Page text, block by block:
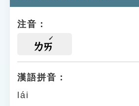
注音：
ㄌㄞ
漢語拼音：
lái